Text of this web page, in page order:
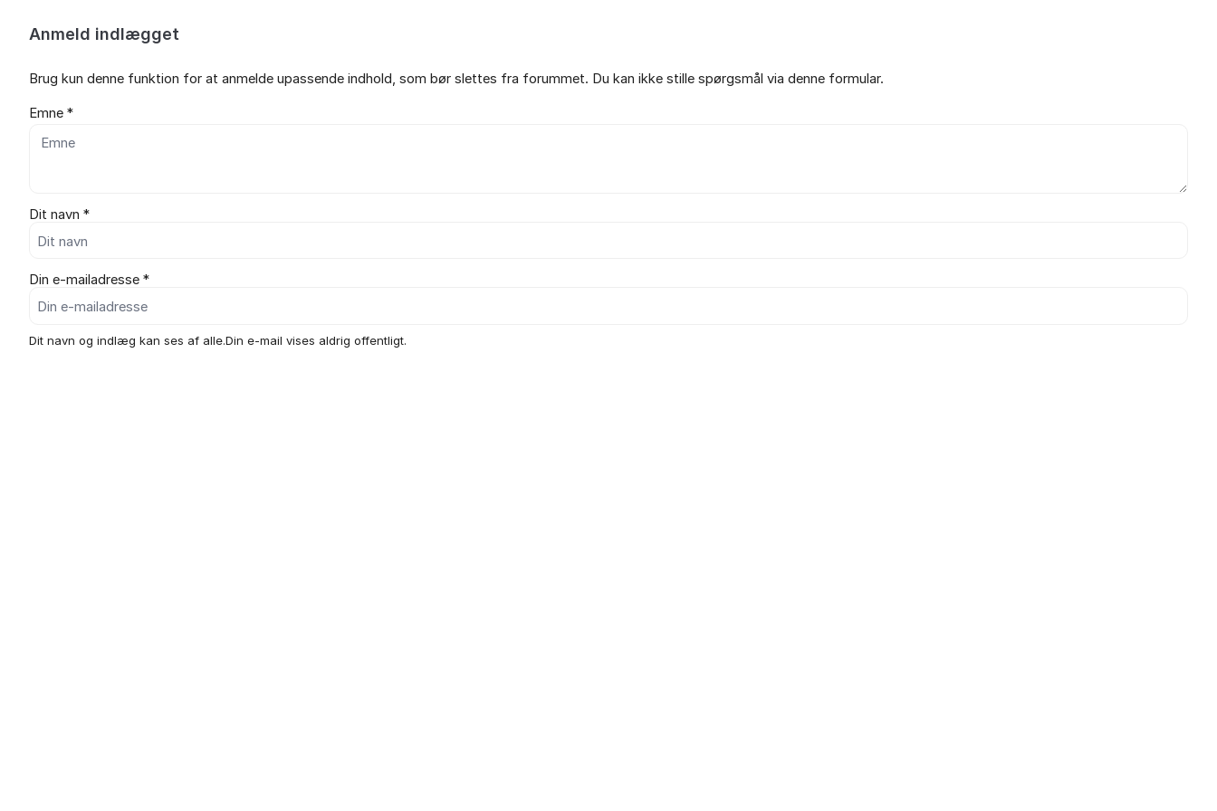
Anmeld indlægget
Brug kun denne funktion for at anmelde upassende indhold, som bør slettes fra forummet. Du kan ikke stille spørgsmål via denne formular.
Emne *
Dit navn *
Din e-mailadresse *
Dit navn og indlæg kan ses af alle.Din e-mail vises aldrig offentligt.